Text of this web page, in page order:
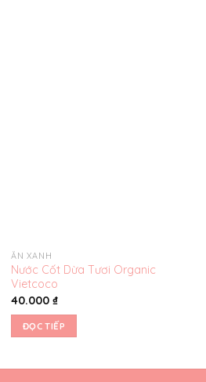
ĂN XANH
Nước Cốt Dừa Tươi Organic
Vietcoco
40.000₫
ĐỌC TIẾP